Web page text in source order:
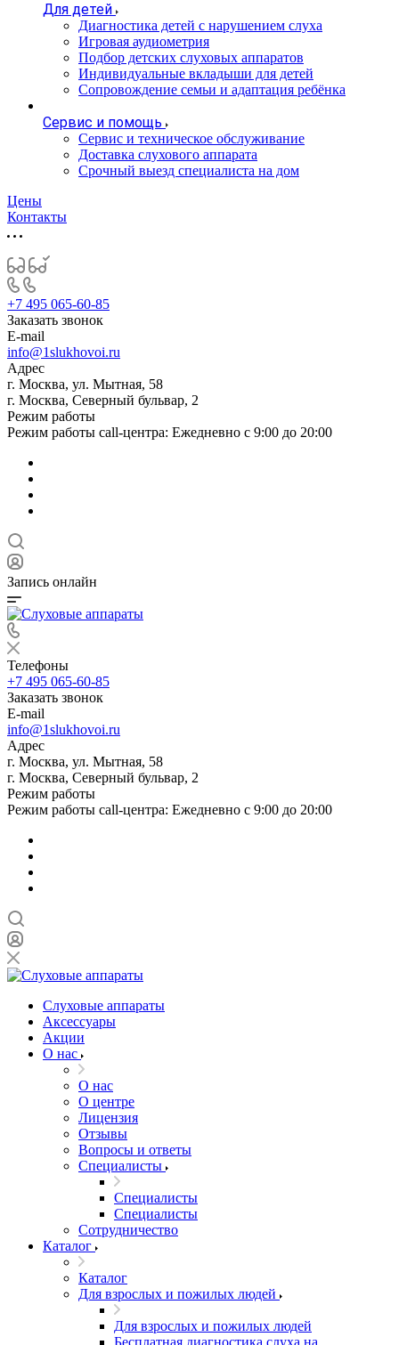
Для детей
Диагностика детей с нарушением слуха
Игровая аудиометрия
Подбор детских слуховых аппаратов
Индивидуальные вкладыши для детей
Сопровождение семьи и адаптация ребёнка
Сервис и помощь
Сервис и техническое обслуживание
Доставка слухового аппарата
Срочный выезд специалиста на дом
Цены
Контакты
+7 495 065-60-85
Заказать звонок
E-mail
info@1slukhovoi.ru
Адрес
г. Москва, ул. Мытная, 58
г. Москва, Северный бульвар, 2
Режим работы
Режим работы call-центра: Ежедневно с 9:00 до 20:00
Запись онлайн
Телефоны
+7 495 065-60-85
Заказать звонок
E-mail
info@1slukhovoi.ru
Адрес
г. Москва, ул. Мытная, 58
г. Москва, Северный бульвар, 2
Режим работы
Режим работы call-центра: Ежедневно с 9:00 до 20:00
Слуховые аппараты
Аксессуары
Акции
О нас
О нас
О центре
Лицензия
Отзывы
Вопросы и ответы
Специалисты
Специалисты
Специалисты
Сотрудничество
Каталог
Каталог
Для взрослых и пожилых людей
Для взрослых и пожилых людей
Бесплатная диагностика слуха на